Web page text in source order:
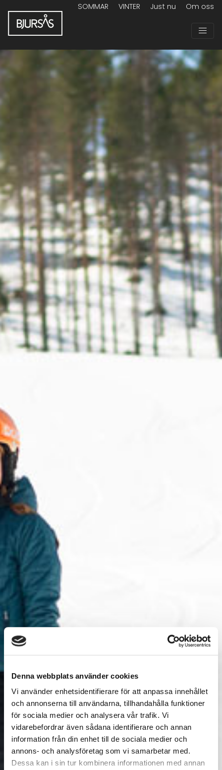
Denna webbplats använder cookies
Vi använder enhetsidentifierare för att anpassa innehållet
och annonserna till användarna, tillhandahålla funktioner
för sociala medier och analysera vår trafik. Vi
vidarebefordrar även sådana identifierare och annan
information från din enhet till de sociala medier och
annons- och analysföretag som vi samarbetar med.
Dessa kan i sin tur kombinera informationen med annan
SOMMAR VINTER Just nu Om oss